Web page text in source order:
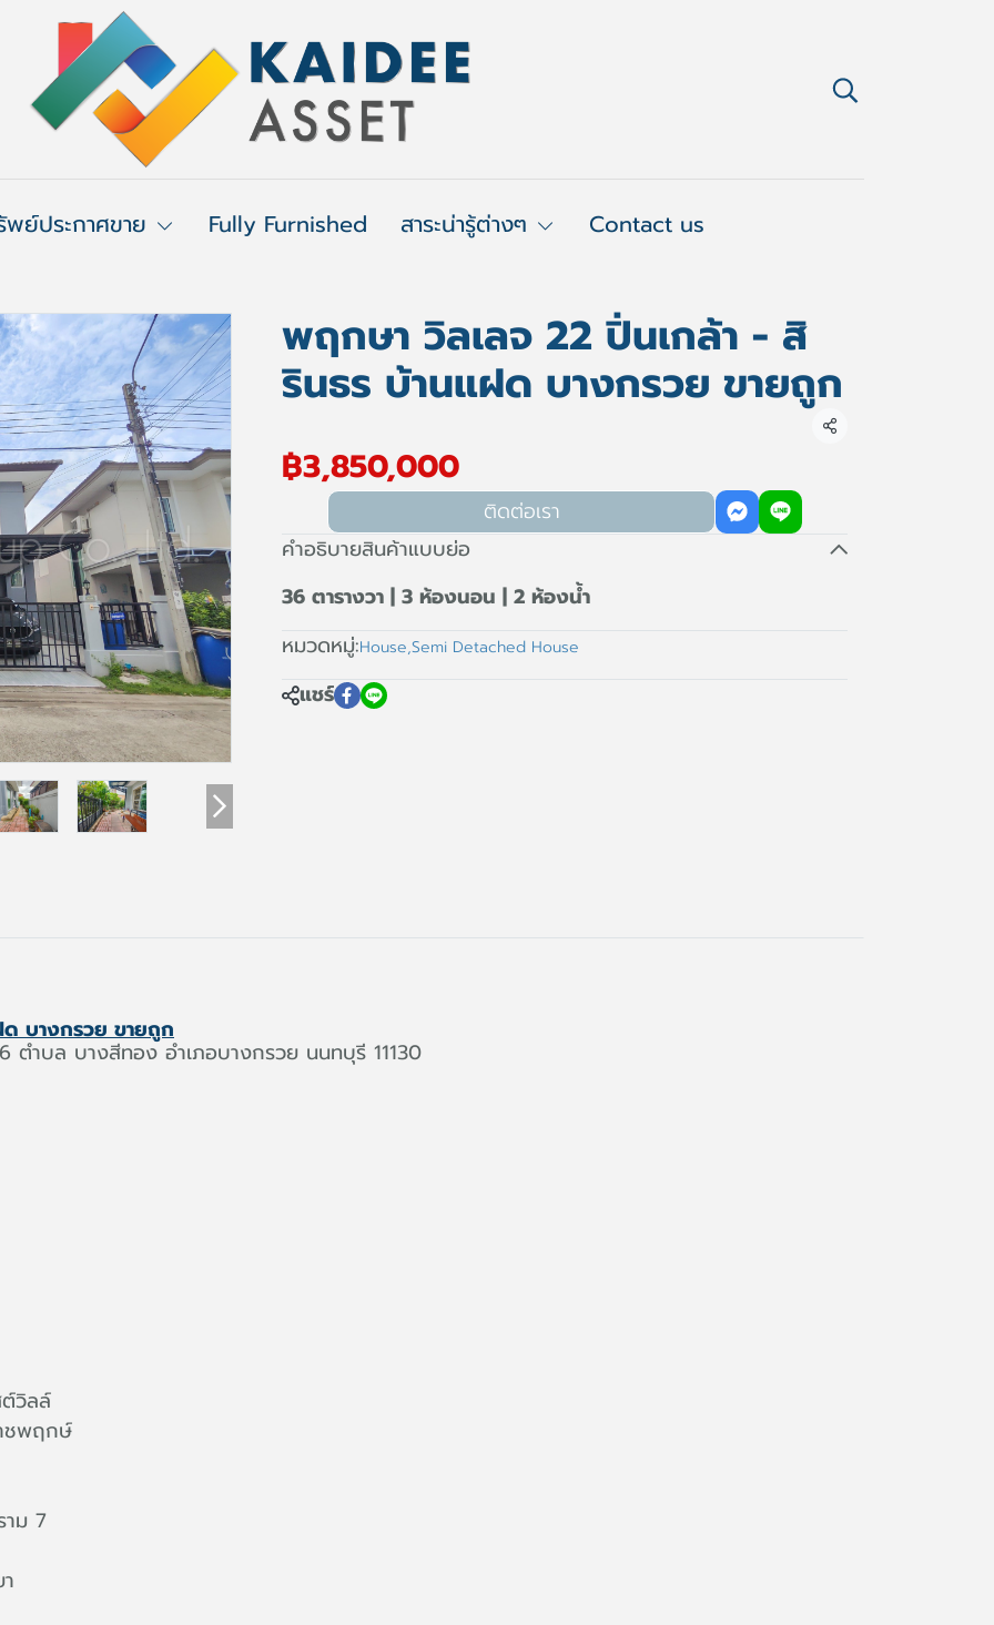
พย์ประกาศขาย Fully Furnished สาระน่ารู้ต่างๆ Contact us
พฤกษา วิลเลจ 22 ปิ่นเกล้า - สิ
รินธร บ้านแฝด บางกรวย ขายถูก
แชร์
฿3,850,000
ติดต่อเรา
คำอธิบายสินค้าแบบย่อ
36 ตารางวา | 3 ห้องนอน | 2 ห้องน้ำ
หมวดหมู่:House,Semi Detached House
แชร์
บางกรวย ขายถูก
ตำบล บางสีทอง อำเภอบางกรวย นนทบุรี 11130
วิลล์
ชพฤกษ์
าม 7